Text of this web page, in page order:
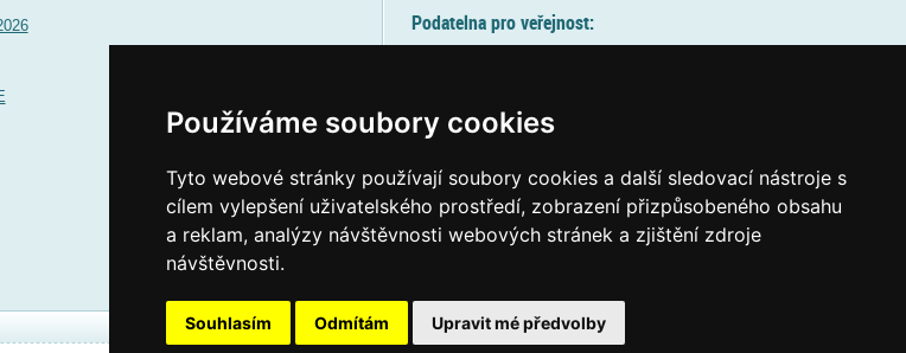
Používáme soubory cookies
Tyto webové stránky používají soubory cookies a další sledovací nástroje s
cílem vylepšení uživatelského prostředí, zobrazení přizpůsobeného obsahu
a reklam, analýzy návštěvnosti webových stránek a zjištění zdroje
návštěvnosti.
Souhlasím Odmítám Upravit mé předvolby
Podatelna pro veřejnost:
(více informací
Elektronická podatelna:
posta@msmt.gov.cz